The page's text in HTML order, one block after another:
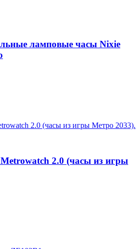
ламповые часы Nixie
2.0 (часы из игры